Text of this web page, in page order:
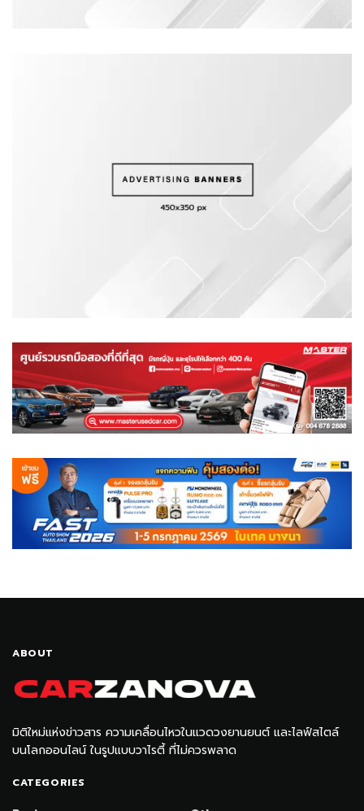
ABOUT
มิติใหม่แห่งข่าวสาร ความเคลื่อนไหวในแวดวงยานยนต์ และไลฟ์สไตล์
บนโลกออนไลน์ ในรูปแบบวาไรตี้ ที่ไม่ควรพลาด
CATEGORIES